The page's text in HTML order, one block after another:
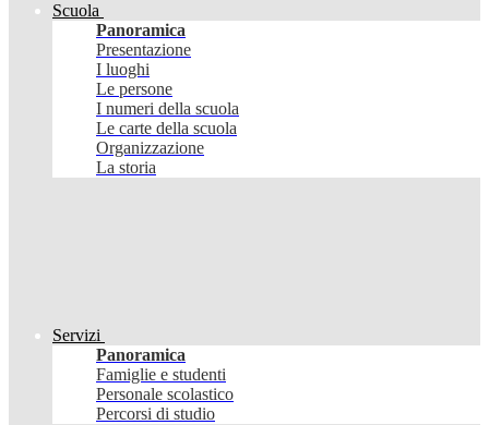
Scuola
Panoramica
Presentazione
I luoghi
Le persone
I numeri della scuola
Le carte della scuola
Organizzazione
La storia
Servizi
Panoramica
Famiglie e studenti
Personale scolastico
Percorsi di studio